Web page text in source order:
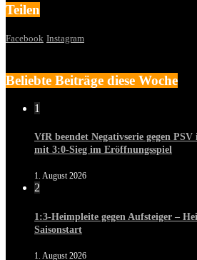
Teilen
Facebook Instagram
Beliebte Beiträge diese Woche
1
VfR beendet Negativserie gegen
mit 3:0-Sieg im Eröffnungsspiel
1. August 2026
2
1:3-Heimpleite gegen Aufsteiger –
Saisonstart
1. August 2026